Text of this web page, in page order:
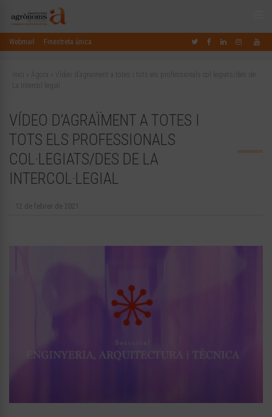
Webmail Finestreta única
Inici Àgora
Vídeo d’agraïment a totes i tots els professionals col·legiats/des de
La Intercol·legial
VÍDEO D’AGRAÏMENT A TOTES I
TOTS ELS PROFESSIONALS
COL·LEGIATS/DES DE LA
INTERCOL·LEGIAL
12 de febrer de 2021